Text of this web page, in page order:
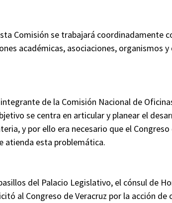
Comisión se trabajará coordinadamente
académicas, asociaciones, organismos
de la Comisión Nacional de
se centra en articular y planear el
y por ello era necesario que el
atienda esta problemática.
del Palacio Legislativo, el cónsul de
al Congreso de Veracruz por la acción de